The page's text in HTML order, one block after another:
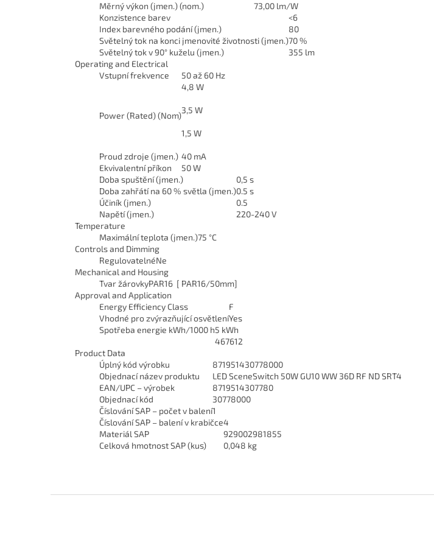
Měrný výkon (jmen.) (nom.)
73,00 lm/W
Konzistence barev
<6
Index barevného podání (jmen.)
80
Světelný tok na konci jmenovité životnosti (jmen.)70 %
Světelný tok v 90° kuželu (jmen.)
355 lm
Operating and Electrical
Vstupní frekvence
50 až 60 Hz
Power (Rated) (Nom)
4,8 W
3,5 W
1,5 W
Proud zdroje (jmen.) 40 mA
Ekvivalentní příkon
50 W
Doba spuštění (jmen.)
0,5 s
Doba zahřátí na 60 % světla (jmen.)0.5 s
Účiník (jmen.)
0.5
Napětí (jmen.)
220-240 V
Temperature
Maximální teplota (jmen.)75 °C
Controls and Dimming
RegulovatelnéNe
Mechanical and Housing
Tvar žárovkyPAR16 [ PAR16/50mm]
Approval and Application
Energy Efficiency Class
F
Vhodné pro zvýrazňující osvětleníYes
Spotřeba energie kWh/1000 h5 kWh
467612
Product Data
Úplný kód výrobku
871951430778000
Objednací název produktu
LED SceneSwitch 50W GU10 WW 36D RF ND SRT4
EAN/UPC – výrobek
8719514307780
Objednací kód
30778000
Číslování SAP – počet v balení1
Číslování SAP – balení v krabičce4
Materiál SAP
929002981855
Celková hmotnost SAP (kus)
0,048 kg